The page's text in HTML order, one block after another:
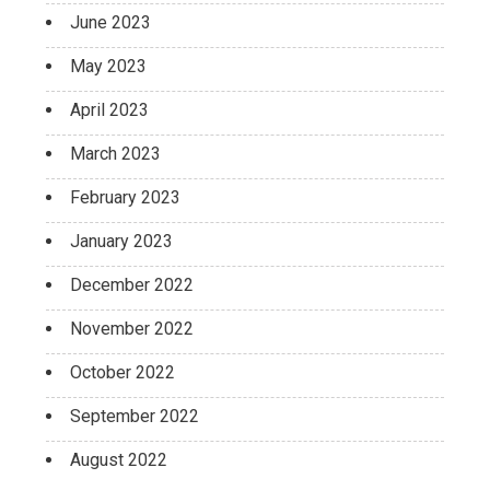
June 2023
May 2023
April 2023
March 2023
February 2023
January 2023
December 2022
November 2022
October 2022
September 2022
August 2022